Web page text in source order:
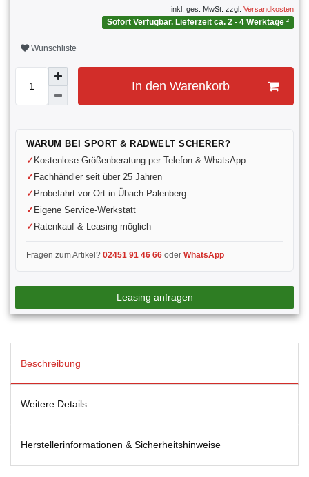
inkl. ges. MwSt. zzgl. Versandkosten
Sofort Verfügbar. Lieferzeit ca. 2 - 4 Werktage ²
Wunschliste
In den Warenkorb
WARUM BEI SPORT & RADWELT SCHERER?
Kostenlose Größenberatung per Telefon & WhatsApp
Fachhändler seit über 25 Jahren
Probefahrt vor Ort in Übach-Palenberg
Eigene Service-Werkstatt
Ratenkauf & Leasing möglich
Fragen zum Artikel?02451 91 46 66 oderWhatsApp
Leasing anfragen
Beschreibung
Weitere Details
Herstellerinformationen & Sicherheitshinweise